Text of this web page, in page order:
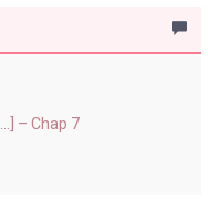
– Chap 7